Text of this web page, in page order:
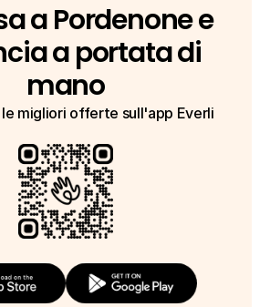
a Pordenone e
a portata di
mano
migliori offerte sull'app Everli